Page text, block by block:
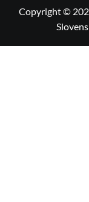
Copyright ©